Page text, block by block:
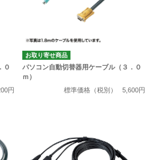
０
円
お取り寄せ商品
パソコン自動切替器用ケーブル（３．０
ｍ）
標準価格（税別）
5,600円